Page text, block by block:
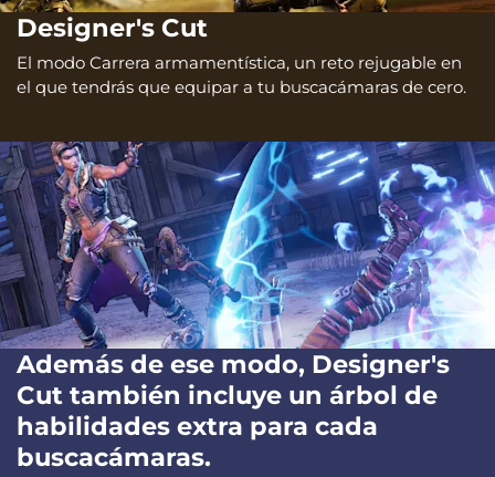
Designer's Cut
El modo Carrera armamentística, un reto rejugable en
el que tendrás que equipar a tu buscacámaras de cero.
Además de ese modo, Designer's
Cut también incluye un árbol de
habilidades extra para cada
buscacámaras.